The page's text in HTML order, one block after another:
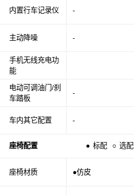
内置行车记录仪
主动降噪
手机无线充电功
能
电动可调油门/刹
车踏板
车内其它配置
座椅配置 ● 标配 ○ 选配
座椅材质
-
-
-
-
●仿皮